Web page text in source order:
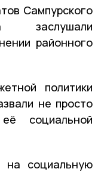
Сампурского
заслушали
районного
политики
не просто
социальной
социальную